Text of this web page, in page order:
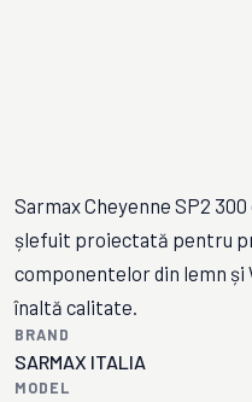
Sarmax Cheyenne SP2
șlefuit proiectată pentru
componentelor din lemn și
înaltă calitate.
BRAND
SARMAX ITALIA
MODEL